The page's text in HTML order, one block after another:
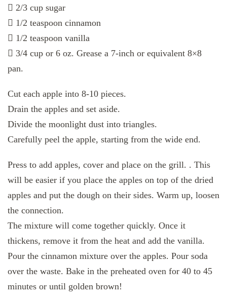
 2/3 cup sugar
 1/2 teaspoon cinnamon
 1/2 teaspoon vanilla
 3/4 cup or 6 oz. Grease a 7-inch or equivalent 8×8
pan.
Cut each apple into 8-10 pieces.
Drain the apples and set aside.
Divide the moonlight dust into triangles.
Carefully peel the apple, starting from the wide end.
Press to add apples, cover and place on the grill. . This
will be easier if you place the apples on top of the dried
apples and put the dough on their sides. Warm up, loosen
the connection.
The mixture will come together quickly. Once it
thickens, remove it from the heat and add the vanilla.
Pour the cinnamon mixture over the apples. Pour soda
over the waste. Bake in the preheated oven for 40 to 45
minutes or until golden brown!